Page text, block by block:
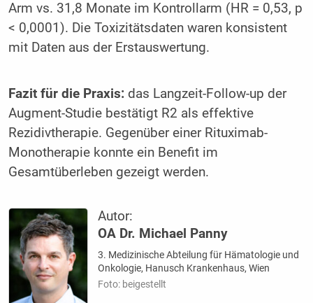
Arm vs. 31,8 Monate im Kontrollarm (HR = 0,53, p
< 0,0001). Die Toxizitätsdaten waren konsistent
mit Daten aus der Erstauswertung.
Fazit für die Praxis:das Langzeit-Follow-up der
Augment-Studie bestätigt R2 als effektive
Rezidivtherapie. Gegenüber einer Rituximab-
Monotherapie konnte ein Benefit im
Gesamtüberleben gezeigt werden.
Autor:
OA Dr. Michael Panny
3. Medizinische Abteilung für Hämatologie und
Onkologie, Hanusch Krankenhaus, Wien
Foto: beigestellt